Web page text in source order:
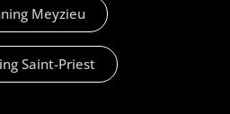
Meyzieu
Saint-Priest